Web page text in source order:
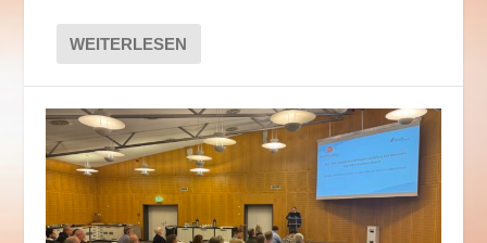
WEITERLESEN